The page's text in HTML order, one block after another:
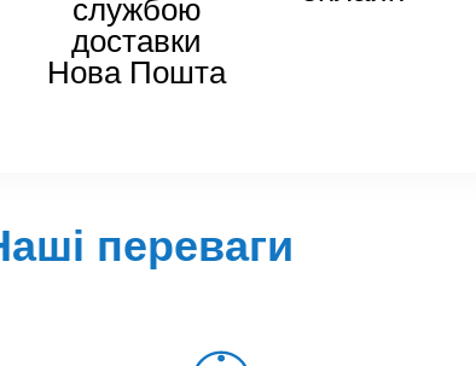
службою
доставки
Нова Пошта
переваги